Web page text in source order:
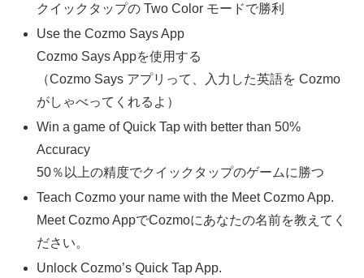
クイックタップの Two Color モードで勝利
Use the Cozmo Says App
Cozmo Says Appを使用する
（Cozmo Says アプリって、入力した英語を Cozmo
がしゃべってくれるよ）
Win a game of Quick Tap with better than 50%
Accuracy
50％以上の精度でクイックタップのゲームに勝つ
Teach Cozmo your name with the Meet Cozmo App.
Meet Cozmo AppでCozmoにあなたの名前を教えてく
ださい。
Unlock Cozmo’s Quick Tap App.